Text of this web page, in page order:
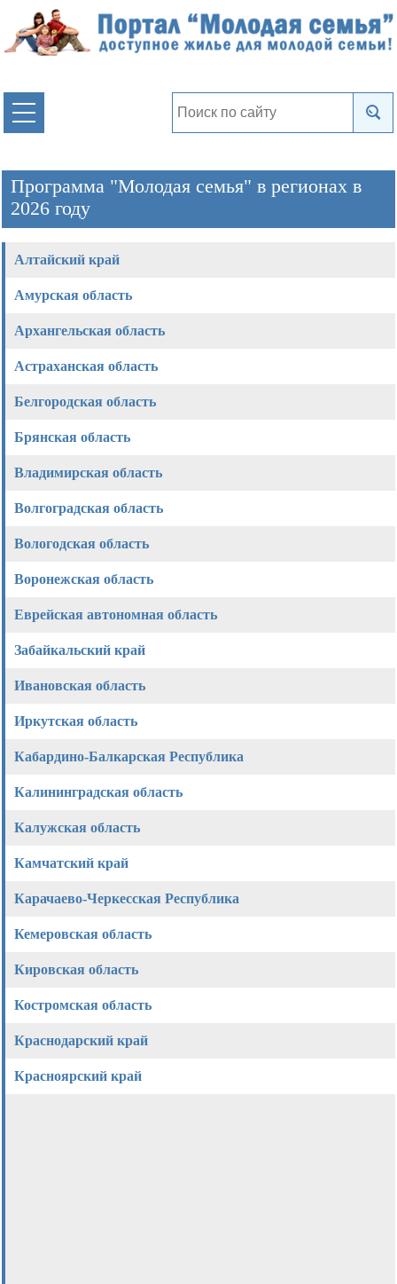
Программа "Молодая семья" в регионах в
2026 году
Алтайский край
Амурская область
Архангельская область
Астраханская область
Белгородская область
Брянская область
Владимирская область
Волгоградская область
Вологодская область
Воронежская область
Еврейская автономная область
Забайкальский край
Ивановская область
Иркутская область
Кабардино-Балкарская Республика
Калининградская область
Калужская область
Камчатский край
Карачаево-Черкесская Республика
Кемеровская область
Кировская область
Костромская область
Краснодарский край
Красноярский край